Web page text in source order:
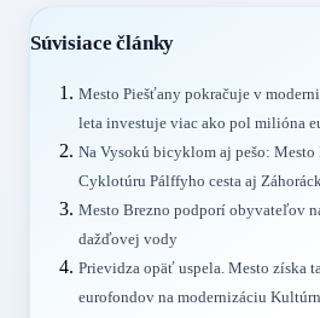
Súvisiace články
Mesto Piešťany pokračuje v
leta investuje viac ako pol milióna
Na Vysokú bicyklom aj pešo:
Cyklotúru Pálffyho cesta aj
Mesto Brezno podporí obyvateľov
dažďovej vody
Prievidza opäť uspela. Mesto získa
eurofondov na modernizáciu